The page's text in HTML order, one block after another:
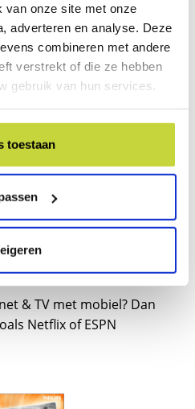
van onze site met onze
adverteren en analyse. Deze
combineren met andere
verstrekt of die ze hebben
gebruik van hun services.
toestaan
populaire zenders,
is KPN TV maandelijks
zodat je nergens aan
maanden korting op
€649
korting op
gratis KPN TV
& TV met mobiel? Dan
Netflix of ESPN